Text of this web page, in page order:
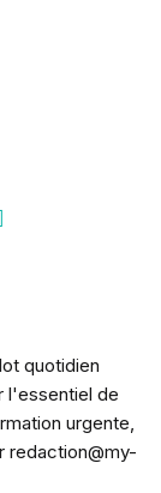
quotidien
l'essentiel de
urgente,
redaction@my-